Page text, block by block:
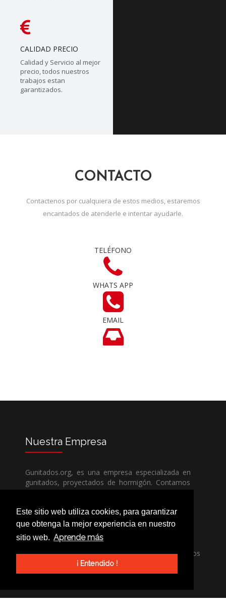
Este sitio web utiliza cookies, para garantizar
que obtenga la mejor experiencia en nuestro
sitio web. Aprende más
¡ Entendido !
CALIDAD PRECIO
Calidad y Servicio al mejor
precio, todos nuestros
trabajos estan
garantizados.
CONTACTO
Contactenos por cualquiera de estos medios, estaremos
encantados de atenderle e intentar ayudarle.
TELÉFONO
WHATS APP
EMAIL
Nuestra Empresa
Gunitados.org, es una empresa especializada en
gunitados, proyectados de hormigón. Contamos
con todos los medios humanos y técnicos, para
competencia.
Si necesita una empresa de gunitados, no dude
en llamarnos, nuestros técnicos estran encantados
de poder ayudarle, ya sea usted particular o
profesional.